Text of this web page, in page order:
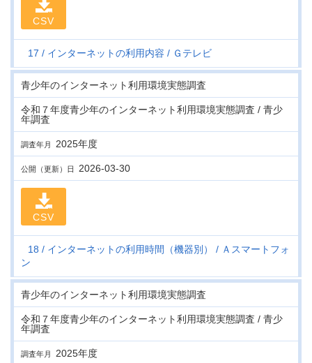
CSV
17 インターネットの利用内容 Ｇテレビ
青少年のインターネット利用環境実態調査
令和７年度青少年のインターネット利用環境実態調査 / 青少
年調査
調査年月 2025年度
公開（更新）日 2026-03-30
CSV
18 インターネットの利用時間（機器別）
Ａスマートフォ
ン
青少年のインターネット利用環境実態調査
令和７年度青少年のインターネット利用環境実態調査 / 青少
年調査
調査年月 2025年度